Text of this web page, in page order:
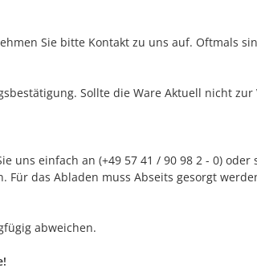
Sie bitte Kontakt zu uns auf. Oftmals
Sollte die Ware Aktuell nicht
uns einfach an (+49 57 41 / 90 98 2 - 0)
Für das Abladen muss Abseits gesorgt
abweichen.